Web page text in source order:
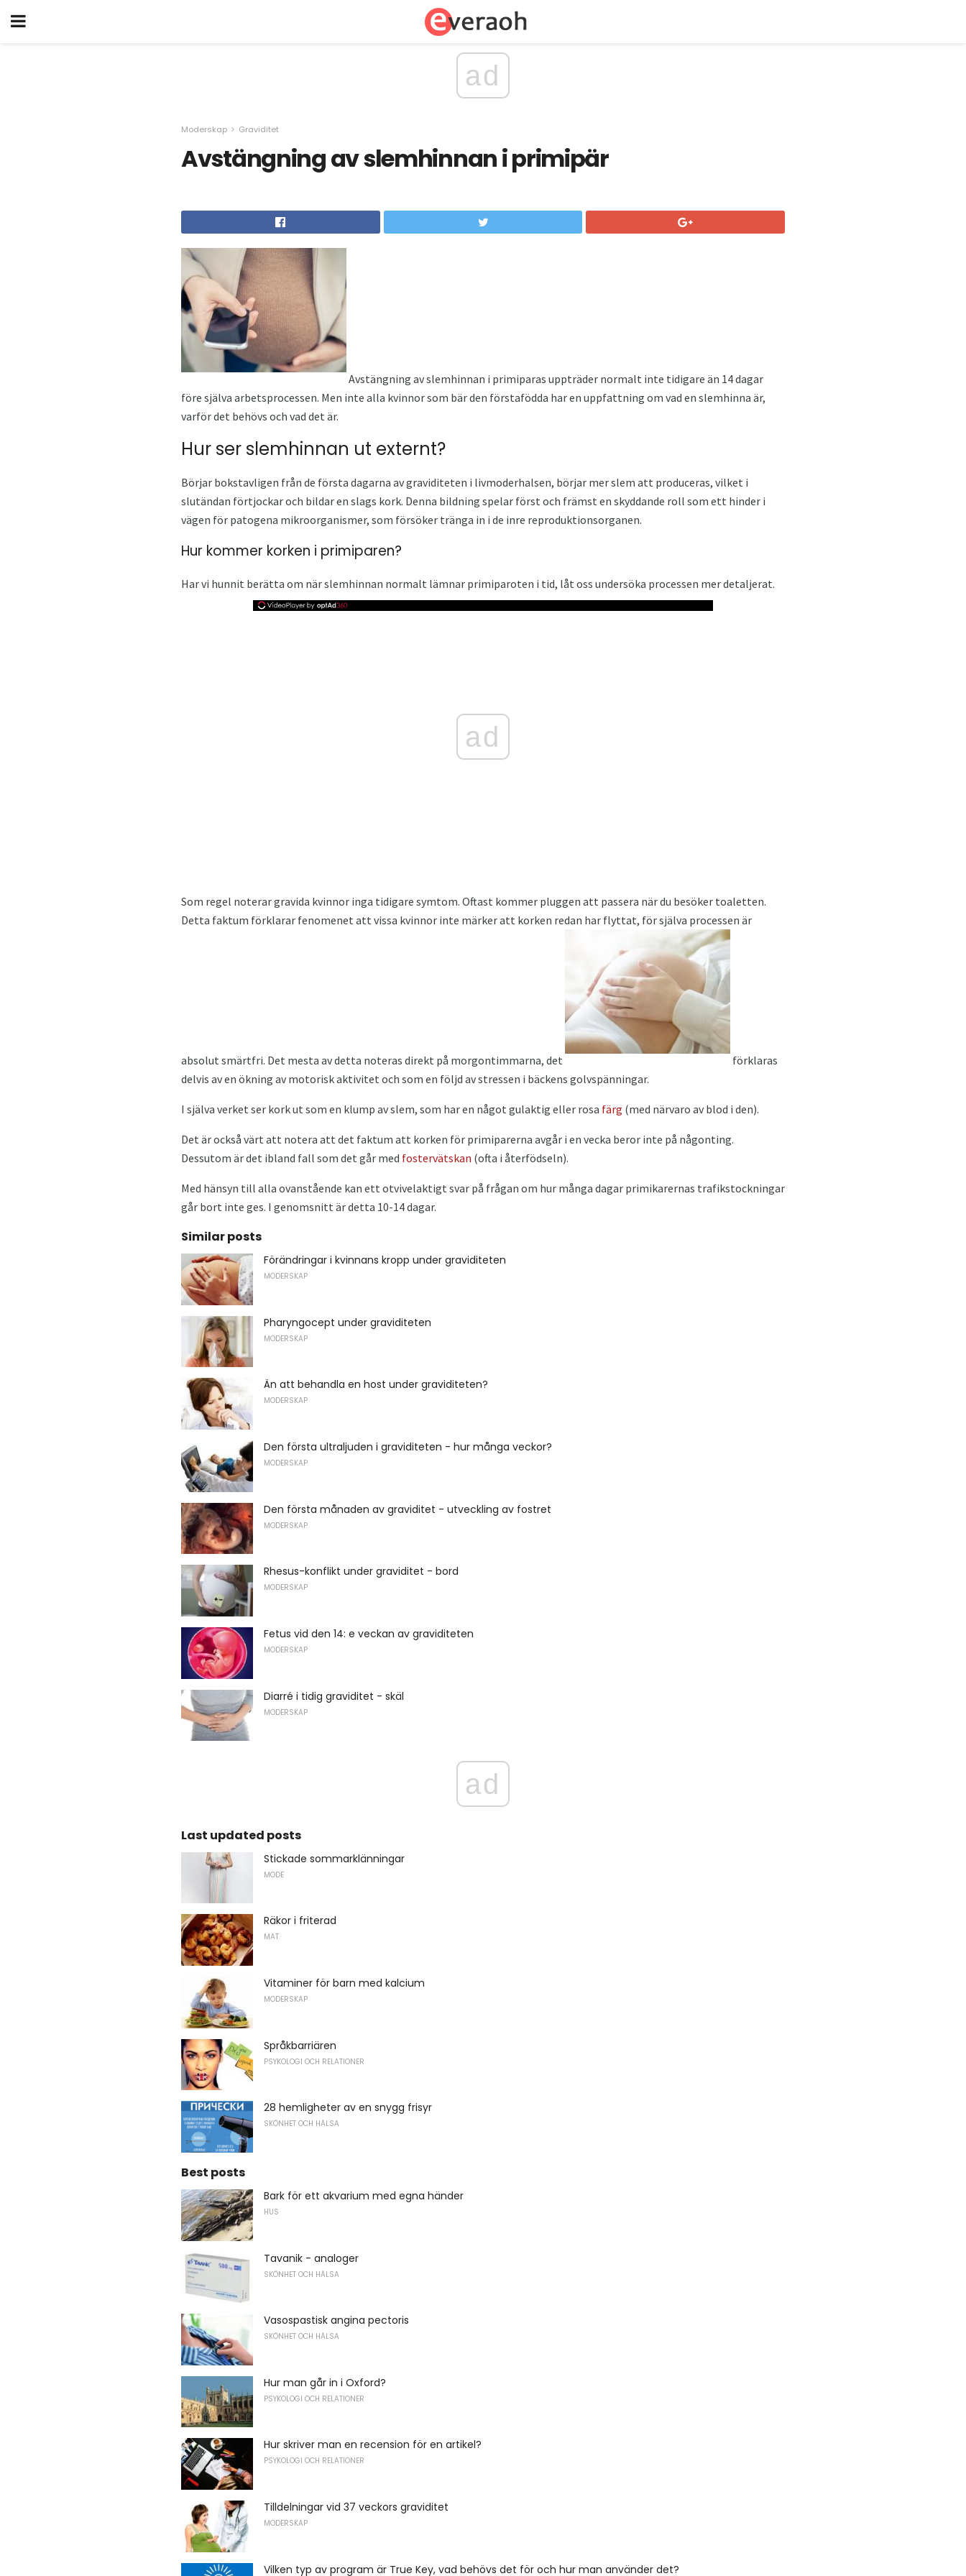
ad
Moderskap Graviditet
Avstängning av slemhinnan i primipär
Avstängning av slemhinnan i primiparas uppträder normalt inte tidigare än 14 dagar
före själva arbetsprocessen. Men inte alla kvinnor som bär den förstafödda har en uppfattning om vad en slemhinna är,
varför det behövs och vad det är.
Hur ser slemhinnan ut externt?
Börjar bokstavligen från de första dagarna av graviditeten i livmoderhalsen, börjar mer slem att produceras, vilket i
slutändan förtjockar och bildar en slags kork. Denna bildning spelar först och främst en skyddande roll som ett hinder i
vägen för patogena mikroorganismer, som försöker tränga in i de inre reproduktionsorganen.
Hur kommer korken i primiparen?
Har vi hunnit berätta om när slemhinnan normalt lämnar primiparoten i tid, låt oss undersöka processen mer detaljerat.
ad
Som regel noterar gravida kvinnor inga tidigare symtom. Oftast kommer pluggen att passera när du besöker toaletten.
Detta faktum förklarar fenomenet att vissa kvinnor inte märker att korken redan har flyttat, för själva processen är
absolut smärtfri. Det mesta av detta noteras direkt på morgontimmarna, det
förklaras
delvis av en ökning av motorisk aktivitet och som en följd av stressen i bäckens golvspänningar.
I själva verket ser kork ut som en klump av slem, som har en något gulaktig eller rosa färg (med närvaro av blod i den).
Det är också värt att notera att det faktum att korken för primiparerna avgår i en vecka beror inte på någonting.
Dessutom är det ibland fall som det går med fostervätskan (ofta i återfödseln).
Med hänsyn till alla ovanstående kan ett otvivelaktigt svar på frågan om hur många dagar primikarernas trafikstockningar
går bort inte ges. I genomsnitt är detta 10-14 dagar.
Similar posts
Förändringar i kvinnans kropp under graviditeten
MODERSKAP
Pharyngocept under graviditeten
MODERSKAP
Än att behandla en host under graviditeten?
MODERSKAP
Den första ultraljuden i graviditeten - hur många veckor?
MODERSKAP
Den första månaden av graviditet - utveckling av fostret
MODERSKAP
Rhesus-konflikt under graviditet - bord
MODERSKAP
Fetus vid den 14: e veckan av graviditeten
MODERSKAP
Diarré i tidig graviditet - skäl
MODERSKAP
ad
Last updated posts
Stickade sommarklänningar
MODE
Räkor i friterad
MAT
Vitaminer för barn med kalcium
MODERSKAP
Språkbarriären
PSYKOLOGI OCH RELATIONER
28 hemligheter av en snygg frisyr
SKÖNHET OCH HÄLSA
Best posts
Bark för ett akvarium med egna händer
HUS
Tavanik - analoger
SKÖNHET OCH HÄLSA
Vasospastisk angina pectoris
SKÖNHET OCH HÄLSA
Hur man går in i Oxford?
PSYKOLOGI OCH RELATIONER
Hur skriver man en recension för en artikel?
PSYKOLOGI OCH RELATIONER
Tilldelningar vid 37 veckors graviditet
MODERSKAP
Vilken typ av program är True Key, vad behövs det för och hur man använder det?